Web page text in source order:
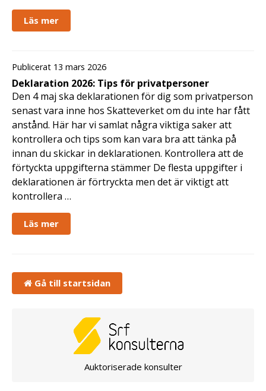
Läs mer
Publicerat 13 mars 2026
Deklaration 2026: Tips för privatpersoner
Den 4 maj ska deklarationen för dig som privatperson
senast vara inne hos Skatteverket om du inte har fått
anstånd. Här har vi samlat några viktiga saker att
kontrollera och tips som kan vara bra att tänka på
innan du skickar in deklarationen. Kontrollera att de
förtyckta uppgifterna stämmer De flesta uppgifter i
deklarationen är förtryckta men det är viktigt att
kontrollera …
Läs mer
Gå till startsidan
Auktoriserade konsulter